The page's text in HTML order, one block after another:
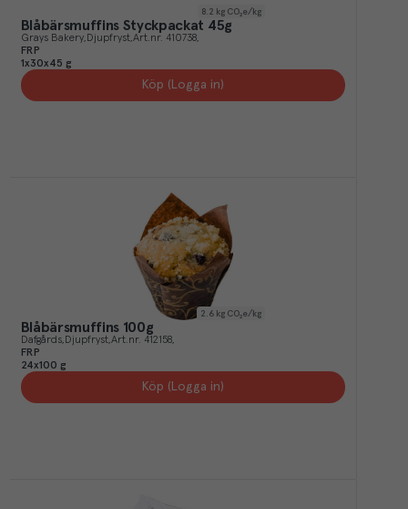
8.2 kg CO₂e/kg
Blåbärsmuffins Styckpackat 45g
Grays Bakery Djupfryst Art.nr. 410738
FRP
1x30x45 g
Köp (Logga in)
2.6 kg CO₂e/kg
Blåbärsmuffins 100g
Dafgårds Djupfryst Art.nr. 412158
FRP
24x100 g
Köp (Logga in)